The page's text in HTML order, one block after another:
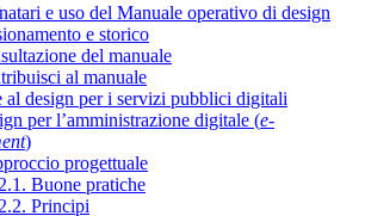
e uso del Manuale operativo di design
e storico
del manuale
al manuale
al design per i servizi pubblici digitali
per l’amministrazione digitale (e-
)
progettuale
Buone pratiche
Principi